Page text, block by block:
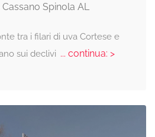
Spinola AL
tra i filari di uva Cortese e
sui declivi ... continua: >